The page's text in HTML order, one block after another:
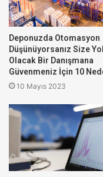
sağlanacağı hala çok
Hem önemi
için büyük veriyi
Tarlalardan toplanan
yaprakları
Tonlarca gül
ile gül yağı (bilgi)elde
üretmek için 4 ton gül
gül yaprakları için
Deponuzda Otomasyon
Düşünüyorsanız Size
Olacak Bir Danışmana
Güvenmeniz İçin 10
10 Mayıs 2023